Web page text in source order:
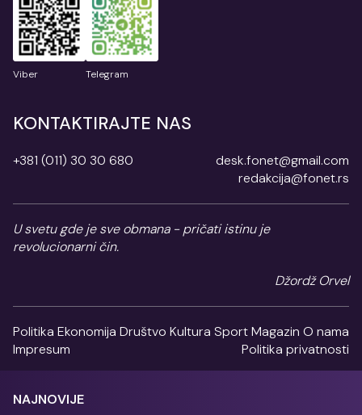
Viber Telegram
KONTAKTIRAJTE NAS
+381 (011) 30 30 680
desk.fonet@gmail.com
redakcija@fonet.rs
U svetu gde je sve obmana - pričati istinu je
revolucionarni čin.
Džordž Orvel
Politika Ekonomija Društvo Kultura SportMagazin O nama
Impresum
Politika privatnosti
NAJNOVIJE